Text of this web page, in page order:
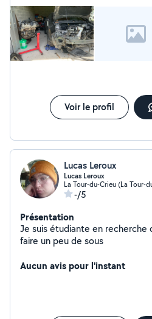
Voir le profil
Lucas Leroux
Lucas Leroux
La Tour-du-Crieu (La Tour-
-/5
Présentation
Je suis étudiante en
faire un peu de sous
Aucun avis pour l'instant